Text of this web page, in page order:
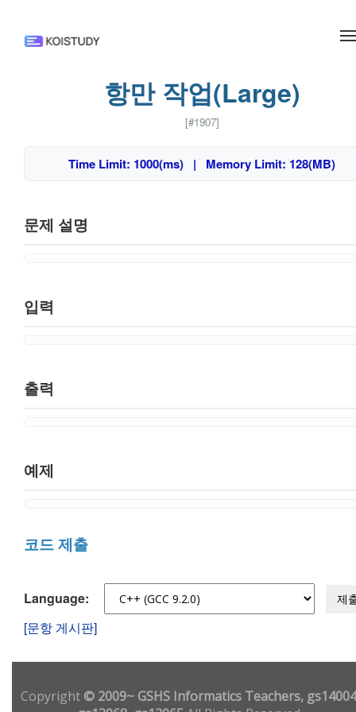
항만 작업(Large)
[#1907]
Time Limit: 1000(ms) | Memory Limit: 128(MB)
문제 설명
입력
출력
예제
코드 제출
Language: 제
[문항 게시판]
Copyright© 2009~ GSHS Informatics Teachers,